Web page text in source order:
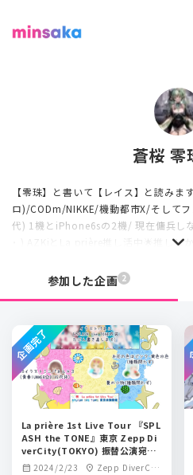
蒼桜 零
【零珠】と書いて【レイス】と読みま
ロ)/CODm/NIKKE/機動都市X/そして
代) 1機とiPhone6sの2機/ 現在傭兵し
˙ ) AZKiとLa prière推し活中🌟推しし
参加した企画 2
La prière 1st Live Tour 『SPL
ASH the TONE』東京 Zepp Di
verCity(TOKYO) 振替公演宛フ
ラスタ企画
calendar_month 2024/2/23 location_on Zepp DiverCit
企画完了